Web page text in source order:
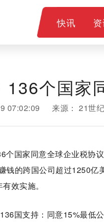
快讯
136个国家
07:02:09 来源： 21世
个国家同意全球企业税协
钱的跨国公司超过1250
效实施。
国支持：同意15%最低